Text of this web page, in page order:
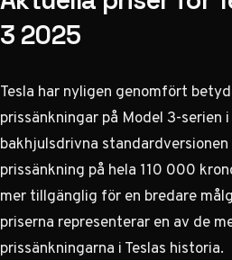
3 2025
Tesla har nyligen genomfört
prissänkningar på Model 3-serien
bakhjulsdrivna
prissänkning på hela 110 000
mer tillgänglig för en bredare
priserna representerar en av de
prissänkningarna i Teslas historia.